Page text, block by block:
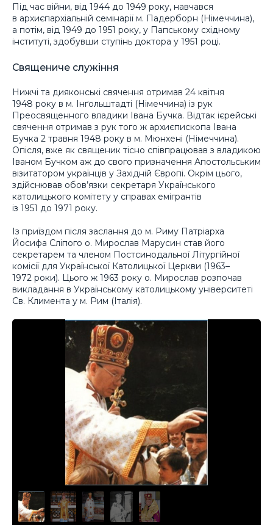
Під час війни, від 1944 до 1949 року, навчався
в архиєпархіальній семінарії м. Падерборн (Німеччина),
а потім, від 1949 до 1951 року, у Папському східному
інституті, здобувши ступінь доктора у 1951 році.
Священиче служіння
Нижчі та дияконські свячення отримав 24 квітня
1948 року в м. Інґольштадті (Німеччина) із рук
Преосвященного владики Івана Бучка. Відтак ієрейські
свячення отримав з рук того ж архиєпископа Івана
Бучка 2 травня 1948 року в м. Мюнхені (Німеччина).
Опісля, вже як священик тісно співпрацював з владикою
Іваном Бучком аж до свого призначення Апостольським
візитатором українців у Західній Європі. Окрім цього,
здійснював обов’язки секретаря Українського
католицького комітету у справах емігрантів
із 1951 до 1971 року.
Із приїздом після заслання до м. Риму Патріарха
Йосифа Сліпого о. Мирослав Марусин став його
секретарем та членом Постсинодальної Літургійної
комісії для Української Католицької Церкви (1963–
1972 роки). Цього ж 1963 року о. Мирослав розпочав
викладання в Українському католицькому університеті
Св. Климента у м. Рим (Італія).